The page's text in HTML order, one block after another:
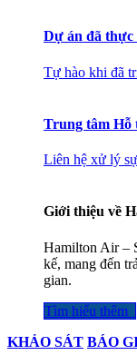
Dự án đã thực
Tự hào khi đã
Trung tâm Hỗ
Liên hệ xử lý
Giới thiệu về
Hamilton Air –
kế, mang đến
gian.
Tìm hiểu thêm​​​​​​​​
KHẢO SÁT BÁO